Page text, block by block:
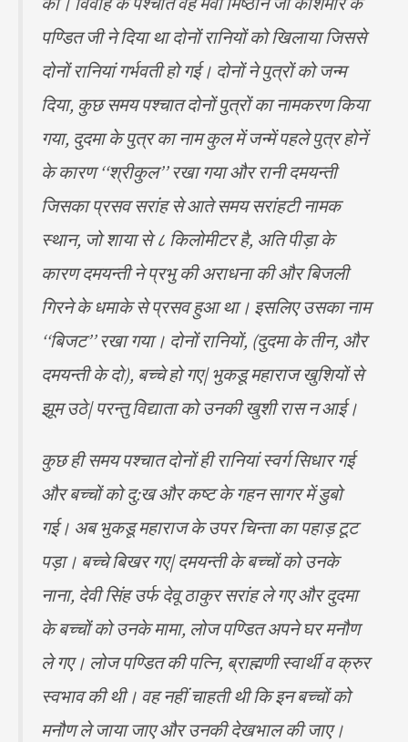
पण्डित जी ने दिया था दोनों रानियों को खिलाया जिससे
दोनों रानियां गर्भवती हो गई। दोनों ने पुत्रों को जन्म
दिया, कुछ समय पश्चात दोनों पुत्रों का नामकरण किया
गया, दुदमा के पुत्र का नाम कुल में जन्में पहले पुत्र होनें
के कारण ‘‘श्रीकुल’’ रखा गया और रानी दमयन्ती
जिसका प्रसव सरांह से आते समय सरांहटी नामक
स्थान, जो शाया से ८ किलोमीटर है, अति पीड़ा के
कारण दमयन्ती ने प्रभु की अराधना की और बिजली
गिरने के धमाके से प्रसव हुआ था। इसलिए उसका नाम
‘‘बिजट’’ रखा गया। दोनों रानियों, (दुदमा के तीन, और
दमयन्ती के दो), बच्चे हो गए| भुकडू महाराज खुशियों से
झूम उठे| परन्तु विद्याता को उनकी खुशी रास न आई।
कुछ ही समय पश्चात दोनों ही रानियां स्वर्ग सिधार गई
और बच्चों को दु:ख और कष्ट के गहन सागर में डुबो
गई। अब भुकडू महाराज के उपर चिन्ता का पहाड़ टूट
पड़ा। बच्चे बिखर गए| दमयन्ती के बच्चों को उनके
नाना, देवी सिंह उर्फ देवू ठाकुर सरांह ले गए और दुदमा
के बच्चों को उनके मामा, लोज पण्डित अपने घर मनौण
ले गए। लोज पण्डित की पत्नि, ब्राह्मणी स्वार्थी व क्रुर
स्वभाव की थी। वह नहीं चाहती थी कि इन बच्चों को
मनौण ले जाया जाए और उनकी देखभाल की जाए।